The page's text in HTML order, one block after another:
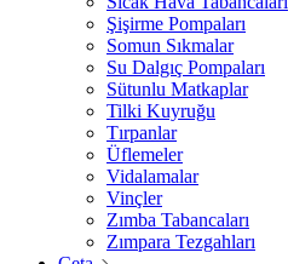
Şişirme Pompaları
Somun Sıkmalar
Su Dalgıç Pompaları
Sütunlu Matkaplar
Tilki Kuyruğu
Tırpanlar
Üflemeler
Vidalamalar
Vinçler
Zımba Tabancaları
Zımpara Tezgahları